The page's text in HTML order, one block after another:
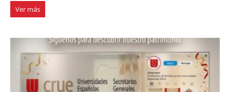
Ver más